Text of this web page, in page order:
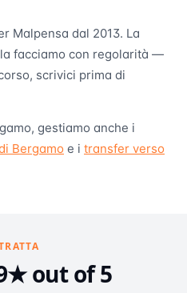
Malpensa dal 2013. La
facciamo con regolarità —
scrivici prima di
gestiamo anche i
Bergamo e i transfer verso
out of 5